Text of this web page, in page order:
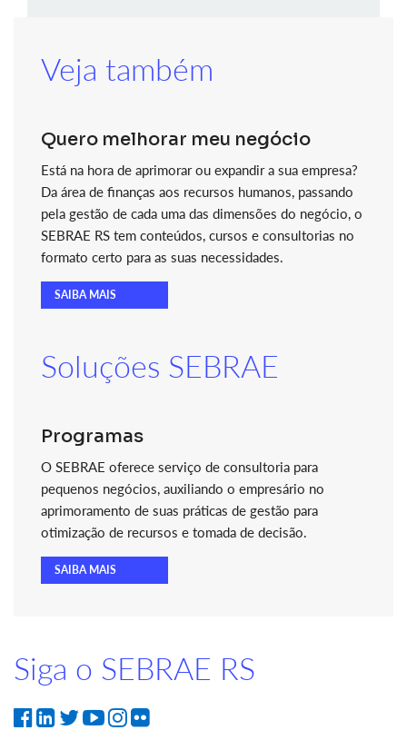
Veja também
Quero melhorar meu negócio
Está na hora de aprimorar ou expandir a sua empresa?
Da área de finanças aos recursos humanos, passando
pela gestão de cada uma das dimensões do negócio, o
SEBRAE RS tem conteúdos, cursos e consultorias no
formato certo para as suas necessidades.
SAIBA MAIS
Soluções SEBRAE
Programas
O SEBRAE oferece serviço de consultoria para
pequenos negócios, auxiliando o empresário no
aprimoramento de suas práticas de gestão para
otimização de recursos e tomada de decisão.
SAIBA MAIS
Siga o SEBRAE RS